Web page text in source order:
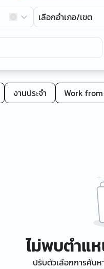
เลือกอำเภอ/เขต
งานประจำ Work
ไม่พบตำแ
ปรับตัวเลือกการค้น